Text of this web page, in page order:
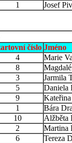
1 Josef
číslo Jméno
4
Marie
8
3
Jarmila
5
Daniela
9
1
Bára
10
Alžběta
2
Martina
6
Tereza